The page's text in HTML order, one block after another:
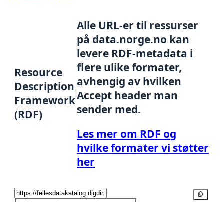
Resource
Description
Framework
(RDF)
Alle URL-er til ressurser
på data.norge.no kan
levere RDF-metadata i
flere ulike formater,
avhengig av hvilken
Accept header man
sender med.
Les mer om RDF og
hvilke formater vi støtter
her